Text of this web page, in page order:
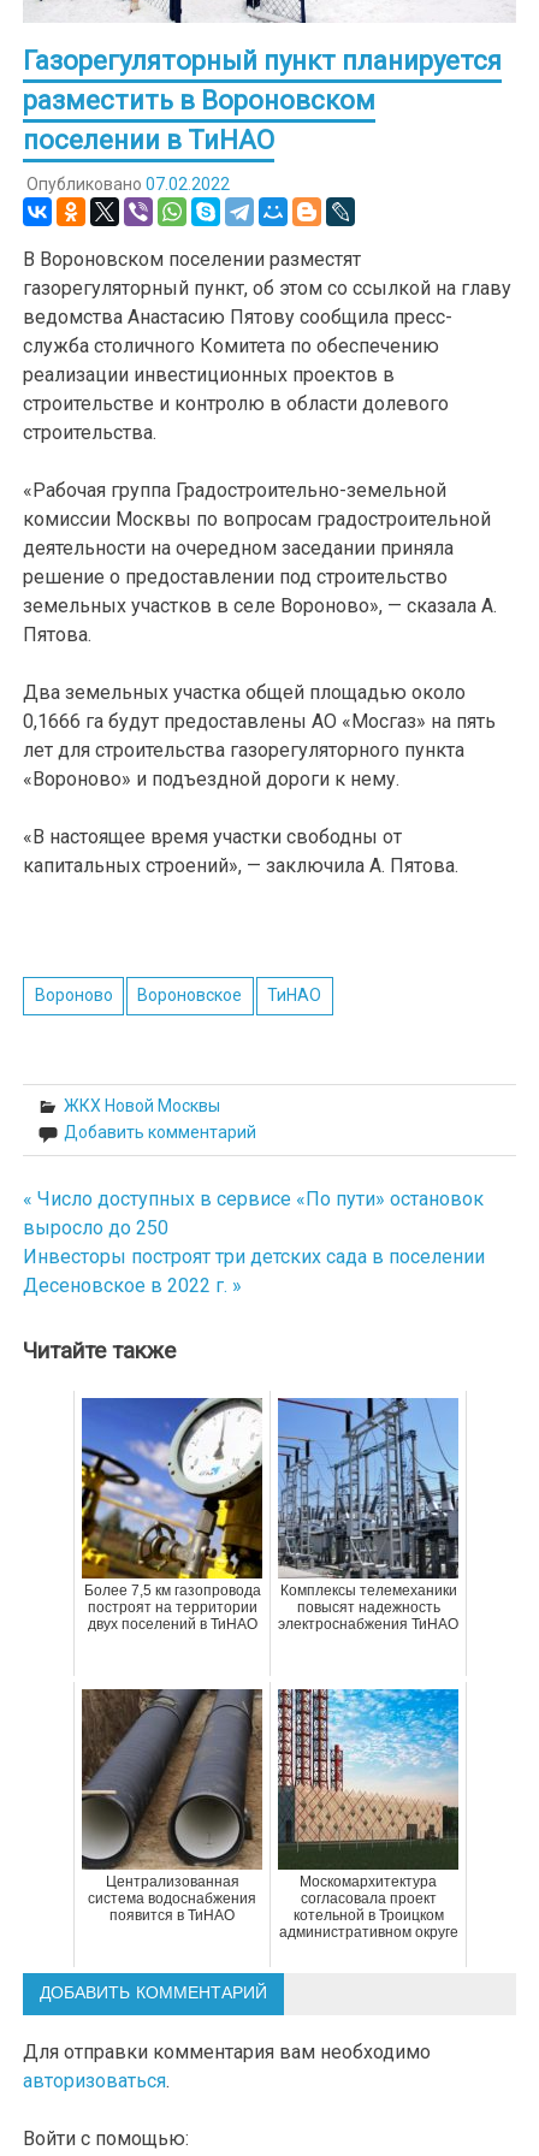
Газорегуляторный пункт планируется
разместить в Вороновском
поселении в ТиНАО
Опубликовано 07.02.2022
В Вороновском поселении разместят
газорегуляторный пункт, об этом со ссылкой на главу
ведомства Анастасию Пятову сообщила пресс-
служба столичного Комитета по обеспечению
реализации инвестиционных проектов в
строительстве и контролю в области долевого
строительства.
«Рабочая группа Градостроительно-земельной
комиссии Москвы по вопросам градостроительной
деятельности на очередном заседании приняла
решение о предоставлении под строительство
земельных участков в селе Вороново», — сказала А.
Пятова.
Два земельных участка общей площадью около
0,1666 га будут предоставлены АО «Мосгаз» на пять
лет для строительства газорегуляторного пункта
«Вороново» и подъездной дороги к нему.
«В настоящее время участки свободны от
капитальных строений», — заключила А. Пятова.
Вороново Вороновское ТиНАО
ЖКХ Новой Москвы
Добавить комментарий
Навигация
по
записям
« Число доступных в сервисе «По пути» остановок
выросло до 250
Инвесторы построят три детских сада в поселении
Десеновское в 2022 г. »
Читайте также
Более 7,5 км газопровода
построят на территории
двух поселений в ТиНАО
Комплексы телемеханики
повысят надежность
электроснабжения ТиНАО
Централизованная
система водоснабжения
появится в ТиНАО
Москомархитектура
согласовала проект
котельной в Троицком
административном округе
ДОБАВИТЬ КОММЕНТАРИЙ
Для отправки комментария вам необходимо
авторизоваться.
Войти с помощью: